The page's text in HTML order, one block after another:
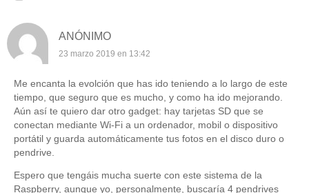
ANÓNIMO
23 marzo 2019 en 13:42
Me encanta la evolción que has ido teniendo a lo largo de este
tiempo, que seguro que es mucho, y como ha ido mejorando.
Aún así te quiero dar otro gadget: hay tarjetas SD que se
conectan mediante Wi-Fi a un ordenador, mobil o dispositivo
portátil y guarda automáticamente tus fotos en el disco duro o
pendrive.
Espero que tengáis mucha suerte con este sistema de la
Raspberry, aunque yo, personalmente, buscaría 4 pendrives